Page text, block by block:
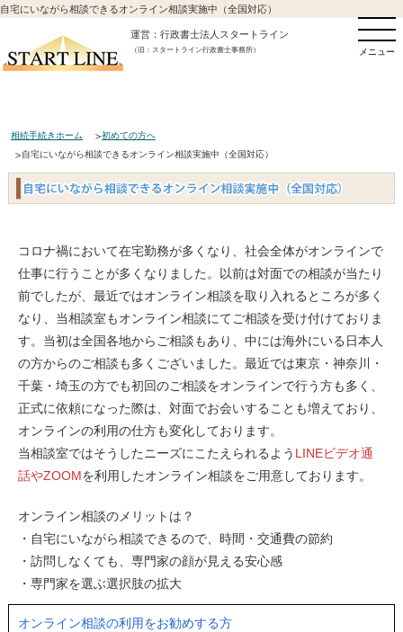
自宅にいながら相談できるオンライン相談実施中（全国対応）
運営：行政書士法人スタートライン
（旧：スタートライン行政書士事務所） メニュー
相続手続きホーム
初めての方へ
自宅にいながら相談できるオンライン相談実施中（全国対応）
コロナ禍において在宅勤務が多くなり、社会全体がオンラインで
仕事に行うことが多くなりました。以前は対面での相談が当たり
前でしたが、最近ではオンライン相談を取り入れるところが多く
なり、当相談室もオンライン相談にてご相談を受け付けておりま
す。当初は全国各地からご相談もあり、中には海外にいる日本人
の方からのご相談も多くございました。最近では東京・神奈川・
千葉・埼玉の方でも初回のご相談をオンラインで行う方も多く、
正式に依頼になった際は、対面でお会いすることも増えており、
オンラインの利用の仕方も変化しております。
当相談室ではそうしたニーズにこたえられるよう LINEビデオ通
話やZOOMを利用したオンライン相談をご用意しております。
オンライン相談のメリットは？
・自宅にいながら相談できるので、時間・交通費の節約
・訪問しなくても、専門家の顔が見える安心感
・専門家を選ぶ選択肢の拡大
オンライン相談の利用をお勧めする方